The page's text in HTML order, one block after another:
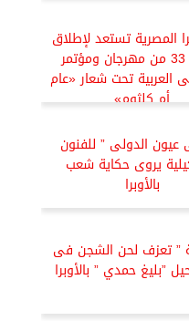
المصرية تستعد لإطلاق
الدورة 33 من مهرجان ومؤتمر
العربية تحت شعار «عام
أم كلثوم»
عيون الدولى ” للفنون
يروى حكاية شعب
بالأوبرا
” تعزف لحن الشجن فى
”بليغ حمدي ” بالأوبرا